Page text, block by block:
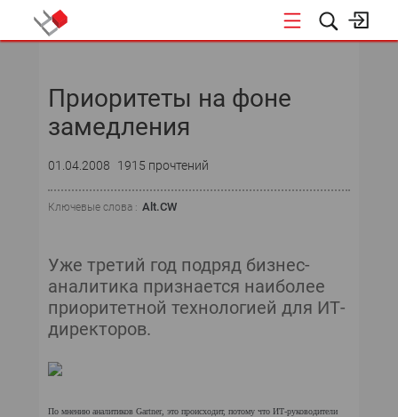
ПОДПИСКА
ТЕКУЩИЙ НОМЕР
Приоритеты на фоне
замедления
01.04.2008 1915 прочтений
Ключевые слова : Alt.CW
Уже третий год подряд бизнес-
аналитика признается наиболее
приоритетной технологией для ИТ-
директоров.
По мнению аналитиков Gartner, это происходит, потому что ИТ-руководители